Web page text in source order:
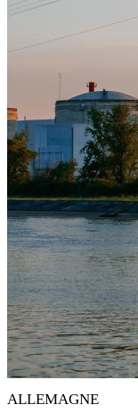
ALLEMAGNE